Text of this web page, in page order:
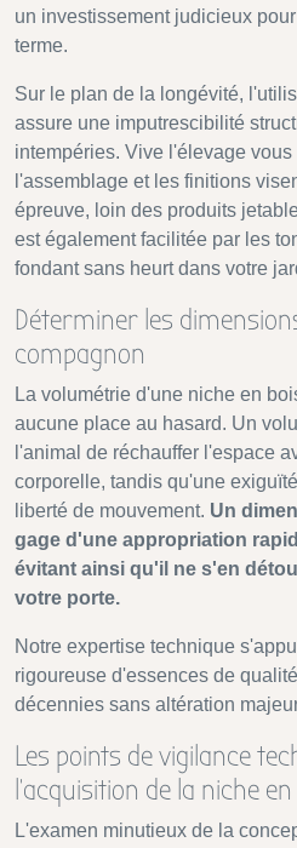
un investissement judicieux
terme.
Sur le plan de la longévité,
assure une imputrescibilité
intempéries. Vive l'élevage
l'assemblage et les finitions
épreuve, loin des produits
est également facilitée par les
fondant sans heurt dans votre
Déterminer les
compagnon
La volumétrie d'une niche en
aucune place au hasard. Un
l'animal de réchauffer l'espace
corporelle, tandis qu'une
liberté de mouvement. Un
gage d'une appropriation
évitant ainsi qu'il ne s'en
votre porte.
Notre expertise technique
rigoureuse d'essences de
décennies sans altération
Les points de vigilance
l'acquisition de la niche
L'examen minutieux de la